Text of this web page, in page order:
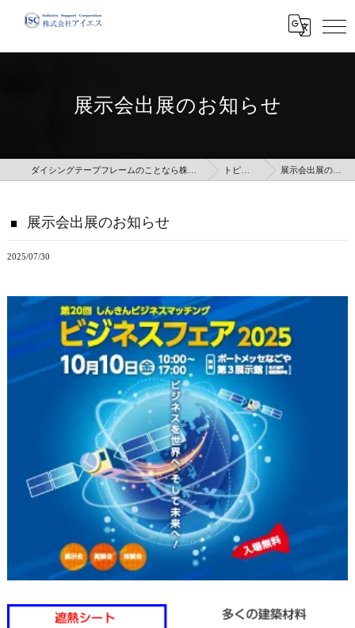
展示会出展のお知らせ
ダイシングテープフレームのことなら株式会社アイエス トピックス 展示会出展のお知らせ
展示会出展のお知らせ
2025/07/30